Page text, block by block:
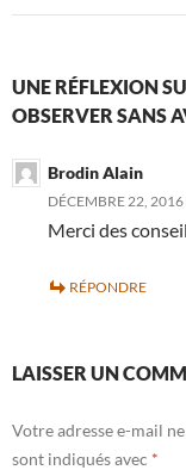
UNE RÉFLEXION
OBSERVER SANS
Brodin Alain
DÉCEMBRE 22,
Merci des
RÉPONDRE
LAISSER UN
Votre adresse e-mail
sont indiqués avec *